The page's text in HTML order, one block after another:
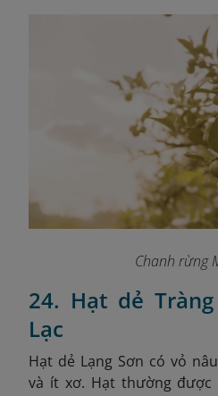
Chanh rừng
24. Hạt dẻ
Lạc
Hạt dẻ Lạng Sơn có vỏ
và ít xơ. Hạt thường được